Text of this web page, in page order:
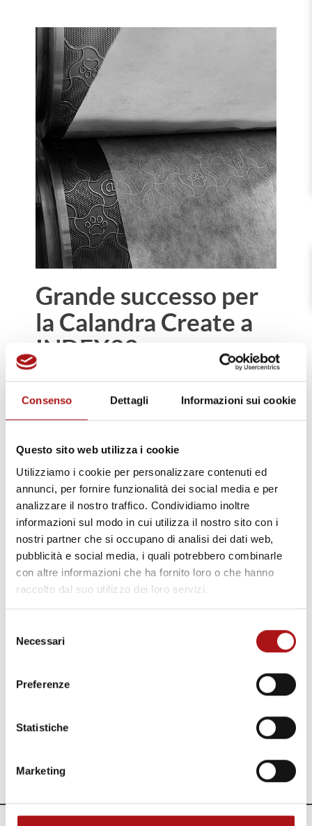
Consenso Dettagli Informazioni sui cookie
Questo sito web utilizza i cookie
Utilizziamo i cookie per personalizzare contenuti ed
annunci, per fornire funzionalità dei social media e per
analizzare il nostro traffico. Condividiamo inoltre
informazioni sul modo in cui utilizza il nostro sito con i
nostri partner che si occupano di analisi dei dati web,
pubblicità e social media, i quali potrebbero combinarle
con altre informazioni che ha fornito loro o che hanno
raccolto dal suo utilizzo dei loro servizi.
delNecessari
Preferenze
Statistiche
Marketing
Grande successo per
la Calandra Create a
INDEX23
Aprile, 2023
Siamo orgogliosi del grande successo
Calandra thermal bonding pin-to-pin per il
Nonwoven che consente il coesionamento
del velo senza degradare il materiale.
Create grazie alla saldatura termica coesiona
il materiale solo nei punti di contatto
mantenendo intatte la sofficità e il volume
del prodotto.
Create inoltre può raggiungere una velocità
di 1000metri al minuto con costi energetici
La nostra linea pilota vi aspetta, pronta per
Per informazioni o
colombinim@futuraconverting.com